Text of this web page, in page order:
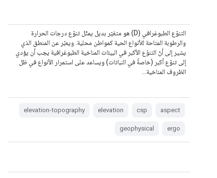
التنوّع الطبوغرافي (D) هو متغيّر بديل يمثّل تنوّع درجات الحرارة
والرطوبة المتاحة للأنواع الحية كمواطن محلية. ويعبّر عن المنطق الذي
يشير إلى أنّ التنوّع الأكبر في البيئات المناخية الطبوغرافية يجب أن يؤدي
إلى تنوّع أكبر (خاصةً في النباتات) ويساعد على استمرار الأنواع في ظل
الظروف المناخية…
aspect
csp
elevation
elevation-topography
ergo
geophysical